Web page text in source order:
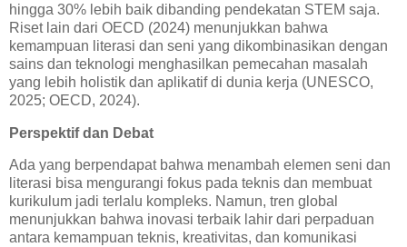
hingga 30% lebih baik dibanding pendekatan STEM saja.
Riset lain dari OECD (2024) menunjukkan bahwa
kemampuan literasi dan seni yang dikombinasikan dengan
sains dan teknologi menghasilkan pemecahan masalah
yang lebih holistik dan aplikatif di dunia kerja (UNESCO,
2025; OECD, 2024).
Perspektif dan Debat
Ada yang berpendapat bahwa menambah elemen seni dan
literasi bisa mengurangi fokus pada teknis dan membuat
kurikulum jadi terlalu kompleks. Namun, tren global
menunjukkan bahwa inovasi terbaik lahir dari perpaduan
antara kemampuan teknis, kreativitas, dan komunikasi